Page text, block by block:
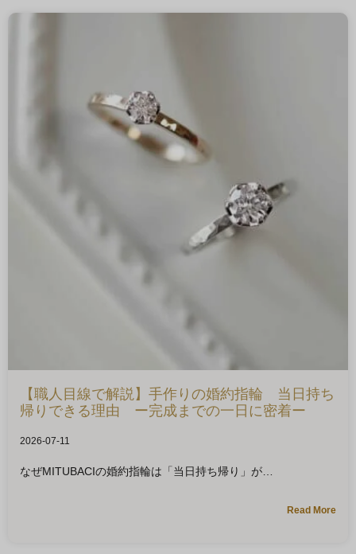
【職人目線で解説】手作りの婚約指輪 当日持ち
帰りできる理由 ー完成までの一日に密着ー
2026-07-11
なぜMITUBACIの婚約指輪は「当日持ち帰り」が
Read More